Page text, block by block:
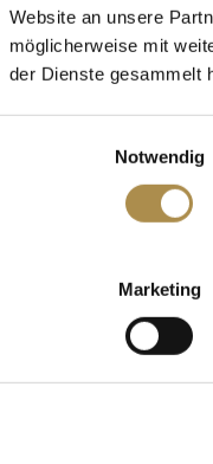
Website an unsere
möglicherweise mit
der Dienste gesammelt
Notwendig
Marketing
eingeben: